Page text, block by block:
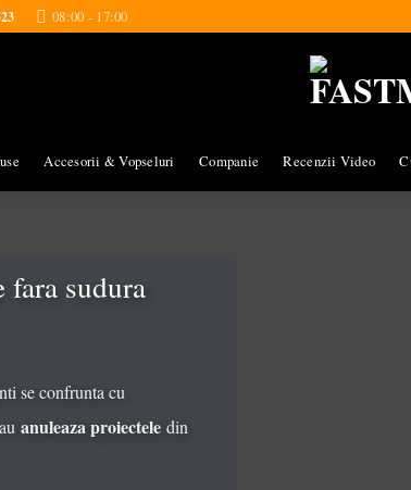
08:00 - 17:00
Accesorii & Vopseluri Companie Recenzii Video
sudura
se confrunta cu
anuleaza proiectele din